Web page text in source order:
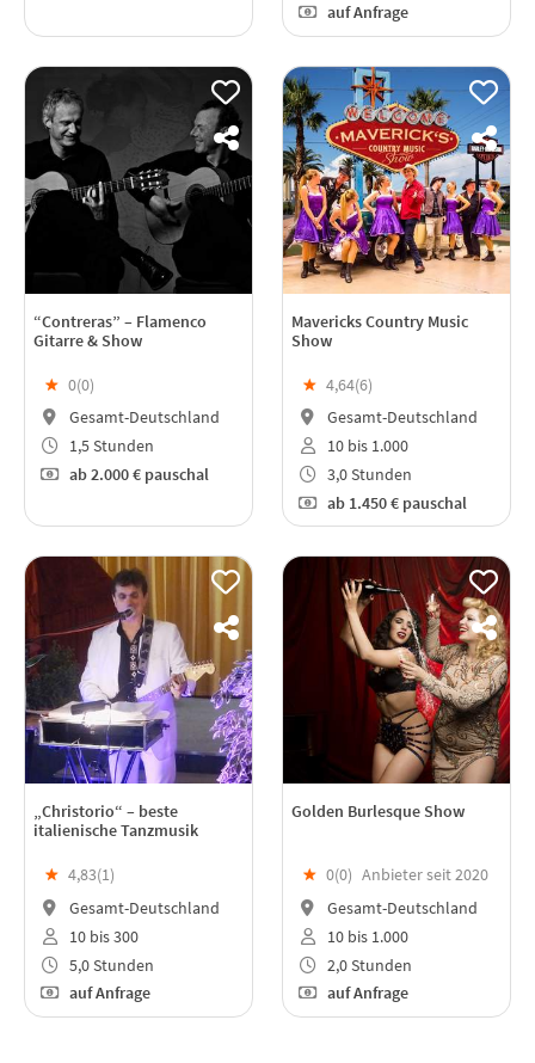
auf Anfrage
“Contreras” – Flamenco
Gitarre & Show
★ 0(0)
Gesamt-Deutschland
1,5 Stunden
ab2.000 € pauschal
Mavericks Country Music
Show
★ 4,64(6)
Gesamt-Deutschland
10 bis 1.000
3,0 Stunden
ab1.450 € pauschal
„Christorio“ – beste
italienische Tanzmusik
★ 4,83(1)
Gesamt-Deutschland
10 bis 300
5,0 Stunden
auf Anfrage
Golden Burlesque Show
★ 0(0) Anbieter seit 2020
Gesamt-Deutschland
10 bis 1.000
2,0 Stunden
auf Anfrage